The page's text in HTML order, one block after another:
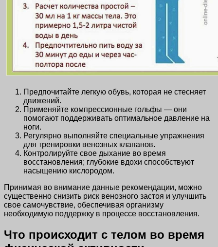
Предпочитайте легкую обувь, которая не стесняет
движений.
Применяйте компрессионные гольфы — они
помогают поддерживать оптимальное давление на
ноги.
Регулярно выполняйте специальные упражнения
для тренировки венозных клапанов.
Контролируйте свое дыхание во время
восстановления; глубокие вдохи способствуют
насыщению кислородом.
Принимая во внимание данные рекомендации, можно
существенно снизить риск венозного застоя и улучшить
свое самочувствие, обеспечивая организму
необходимую поддержку в процессе восстановления.
Что происходит с телом во время